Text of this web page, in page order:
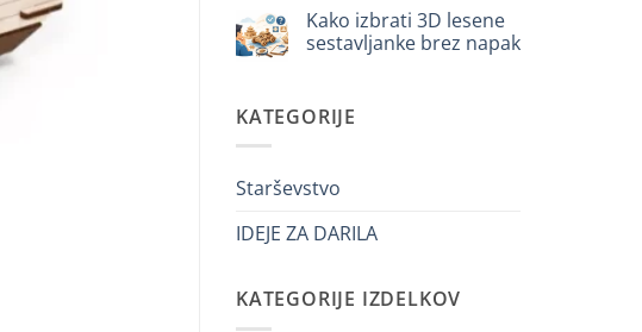
di
8
anni
idee
originali
na
Come
iniziare
Kako izbrati 3D lesene
sestavljanke brez napak
Come
scegliere
senza
KATEGORIJE
Starševstvo
IDEJE ZA DARILA
KATEGORIJE IZDELKOV